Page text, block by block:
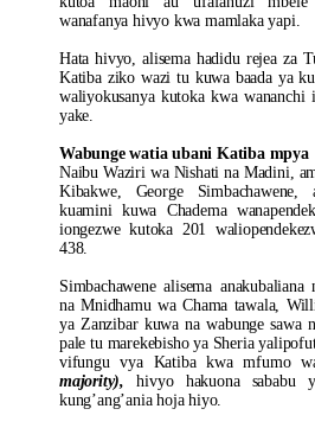
wanafanya hivyo kwa mamlaka yapi.
Hata hivyo, alisema hadidu rejea za
Katiba ziko wazi tu kuwa baada ya
waliyokusanya kutoka kwa wananchi
yake.
Wabunge watia ubani Katiba mpya
Naibu Waziri wa Nishati na Madini,
Kibakwe, George Simbachawene,
kuamini kuwa Chadema
iongezwe kutoka 201
438.
Simbachawene alisema
na Mnidhamu wa Chama tawala,
ya Zanzibar kuwa na wabunge sawa
pale tu marekebisho ya Sheria
vifungu vya Katiba kwa mfumo
majority), hivyo hakuona sababu
kung’ang’ania hoja hiyo.